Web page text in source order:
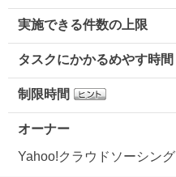
実施できる件数の上限
タスクにかかるめやす時間
制限時間
オーナー
Yahoo!クラウドソーシング